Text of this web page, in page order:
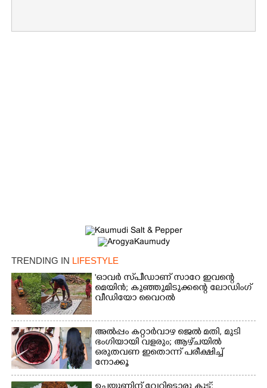
TRENDING IN LIFESTYLE
'ഓവർ സ്‌പീഡാണ് സാറേ ഇവന്റെ
മെയിൻ; കുഞ്ഞുമിടുക്കന്റെ ലോഡിംഗ്
വീഡിയോ വൈറൽ
അൽപ്പം കറ്റാർവാഴ ജെൽ മതി, മുടി
ഭംഗിയായി വളരും; ആഴ്‌ചയിൽ
ഒരുതവണ ഇതൊന്ന് പരീക്ഷിച്ച്
നോക്കൂ